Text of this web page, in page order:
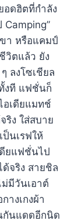
อดฮิตที่กำลัง
Camping”
า หรือแคมป์
วิตแล้ว ยัง
ลงโซเชียล
งที แฟชั่นก็
อเดียแมทช์
ง ใส่สบาย
นเรฟให้
ดียแฟชั่นไป
จริง สายชิล
ม่มีวันเอาต์
างเกงผ้า
กันแดดอีกนิด